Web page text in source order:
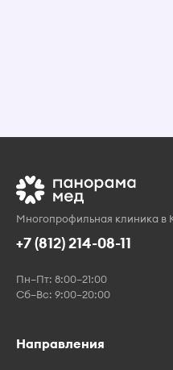
Многопрофильная клиника в
+7 (812) 214-08-11
Пн–Пт: 8:00–21:00
Сб–Вс: 9:00–20:00
Направления